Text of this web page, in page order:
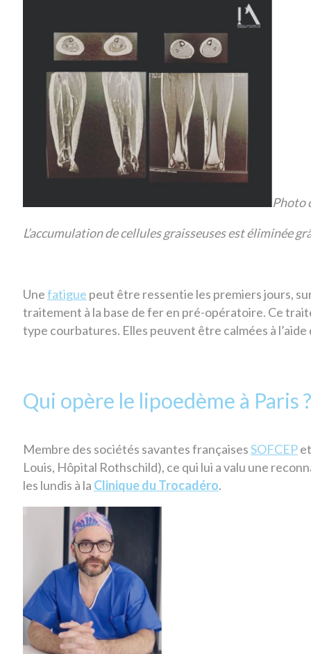
Photo
L’accumulation de cellules graisseuses est éliminée
Unefatigue peut être ressentie les premiers jours,
traitement à la base de fer en pré-opératoire. Ce
type courbatures. Elles peuvent être calmées à l’aide
Qui opère le lipoedème à Paris ?
Membre des sociétés savantes françaisesSOFCEP
Louis, Hôpital Rothschild), ce qui lui a valu une
les lundis à la Clinique du Trocadéro.